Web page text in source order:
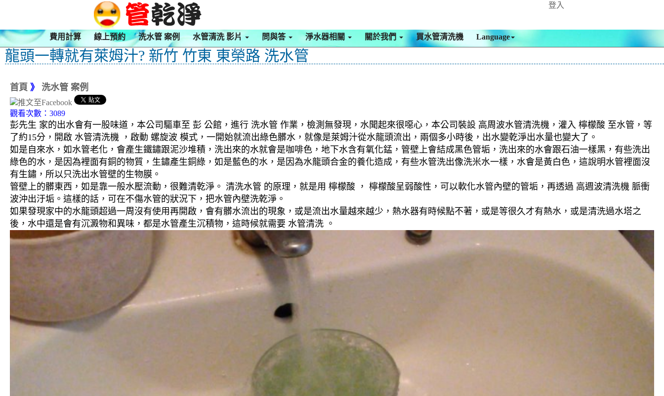
登入
費用計算 線上預約 洗水管 案例 水管清洗 影片 問與答 淨水器相關 關於我們 買水管清洗機 Language
龍頭一轉就有萊姆汁? 新竹 竹東 東榮路 洗水管
首頁 》 洗水管 案例
觀看次數：3089
彭先生 家的出水會有一股味道，本公司驅車至 彭 公館，進行 洗水管 作業，檢測無發現，水聞起來很噁心，本公司裝設 高周波水管清洗機，灌入 檸檬酸 至水管，等
了約15分，開啟 水管清洗機 ，啟動 螺旋波 模式，一開始就流出綠色髒水，就像是萊姆汁從水龍頭流出，兩個多小時後，出水變乾淨出水量也變大了。
如是自來水，如水管老化，會產生鐵鏽跟泥沙堆積，洗出來的水就會是咖啡色，地下水含有氧化錳，管壁上會結成黑色管垢，洗出來的水會跟石油一樣黑，有些洗出
綠色的水，是因為裡面有銅的物質，生鏽產生銅綠，如是藍色的水，是因為水龍頭合金的養化造成，有些水管洗出像洗米水一樣，水會是黃白色，這說明水管裡面沒
有生鏽，所以只洗出水管壁的生物膜。
管壁上的髒東西，如是靠一般水壓流動，很難清乾淨。 清洗水管 的原理，就是用 檸檬酸 ， 檸檬酸呈弱酸性，可以軟化水管內壁的管垢，再透過 高週波清洗機 脈衝
波沖出汙垢。這樣的話，可在不傷水管的狀況下，把水管內壁洗乾淨。
如果發現家中的水龍頭超過一周沒有使用再開啟，會有髒水流出的現象，或是流出水量越來越少，熱水器有時候點不著，或是等很久才有熱水，或是清洗過水塔之
後，水中還是會有沉澱物和異味，都是水管產生沉積物，這時候就需要 水管清洗 。